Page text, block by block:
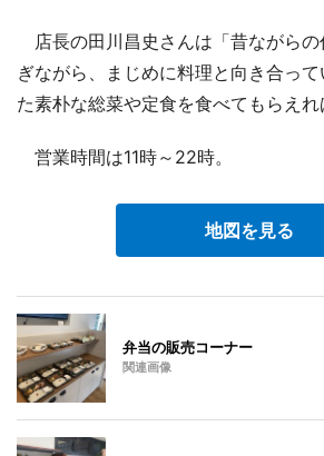
店長の田川昌史さんは「昔ながらの
ぎながら、まじめに料理と向き合っ
た素朴な総菜や定食を食べてもらえれ
営業時間は11時～22時。
地図を見る
弁当の販売コーナー
関連画像